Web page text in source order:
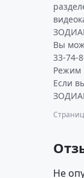
Вы
33-74-
Режим
Если
Не